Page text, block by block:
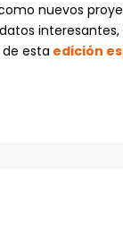
nuevos
esta edición